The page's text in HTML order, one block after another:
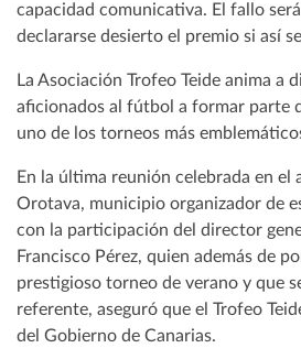
capacidad comunicativa. El fallo
declararse desierto el premio si así
La Asociación Trofeo Teide anima a
aficionados al fútbol a formar parte
uno de los torneos más
En la última reunión celebrada en el
Orotava, municipio organizador de
con la participación del director
Francisco Pérez, quien además de
prestigioso torneo de verano y que
referente, aseguró que el Trofeo
del Gobierno de Canarias.